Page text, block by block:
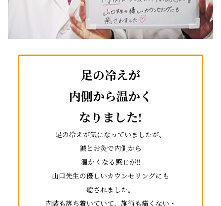
足の冷えが
内側から温かく
なりました!
足の冷えが気になっていましたが、
鍼とお灸で内側から
温かくなる感じが‼
山口先生の優しいカウンセリングにも
癒されました。
内装も落ち着いていて、施術も痛くない・